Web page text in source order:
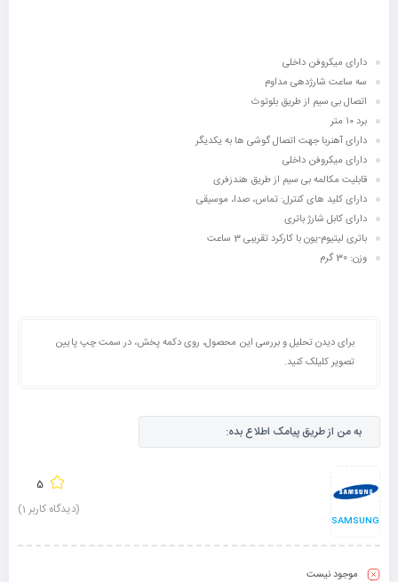
دارای میکروفن داخلی
سه ساعت شارژدهی مداوم
اتصال بی سیم از طریق بلوتوث
برد ۱۰ متر
دارای آهنربا جهت اتصال گوشی ها به یکدیگر
دارای میکروفن داخلی
قابلیت مکالمه بی سیم از طریق هندزفری
دارای کلید های کنترل: تماس، صدا، موسیقی
دارای کابل شارژ باتری
باتری لیتیوم-یون با کارکرد تقریبی 3 ساعت
وزن: 30 گرم
برای دیدن تحلیل و بررسی این محصول، روی دکمه پخش، در سمت چپ پایین
تصویر کلیلک کنید.
به من از طریق پیامک اطلاع بده:
SAMSUNG
5
(دیدگاه کاربر 1
)
موجود نیست